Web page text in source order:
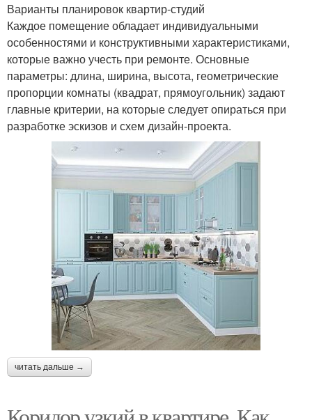
Варианты планировок квартир-студий
Каждое помещение обладает индивидуальными
особенностями и конструктивными характеристиками,
которые важно учесть при ремонте. Основные
параметры: длина, ширина, высота, геометрические
пропорции комнаты (квадрат, прямоугольник) задают
главные критерии, на которые следует опираться при
разработке эскизов и схем дизайн-проекта.
читать дальше →